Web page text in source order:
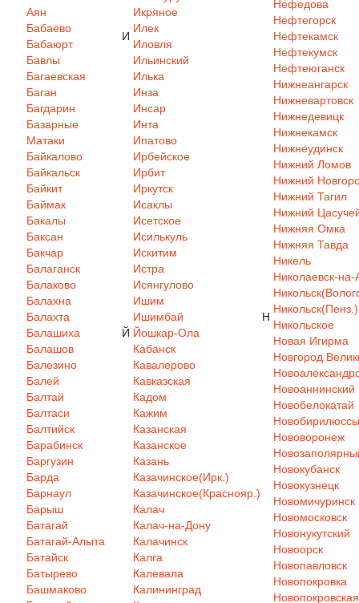
Аян
Бабаево
Бабаюрт
Бавлы
Багаевская
Баган
Багдарин
Базарные
Матаки
Байкалово
Байкальск
Байкит
Баймак
Бакалы
Баксан
Бакчар
Балаганск
Балаково
Балахна
Балахта
Балашиха
Балашов
Балезино
Балей
Балтай
Балтаси
Балтийск
Барабинск
Баргузин
Барда
Барнаул
Барыш
Батагай
Батагай-Алыта
Батайск
Батырево
Башмаково
И
Икряное
Илек
Иловля
Ильинский
Илька
Инза
Инсар
Инта
Ипатово
Ирбейское
Ирбит
Иркутск
Исаклы
Исетское
Исилькуль
Искитим
Истра
Исянгулово
Ишим
Ишимбай
Й Йошкар-Ола
Кабанск
Кавалерово
Кавказская
Кадом
Кажим
Казанская
Казанское
Казань
Казачинское(Ирк.)
Казачинское(Краснояр.)
Калач
Калач-на-Дону
Калачинск
Калга
Калевала
Калининград
Н
Нефедова
Нефтегорск
Нефтекамск
Нефтекумск
Нефтеюганск
Нижнеангарск
Нижневартовск
Нижнедевицк
Нижнекамск
Нижнеудинск
Нижний Ломов
Нижний
Нижний Тагил
Нижний
Нижняя Омка
Нижняя Тавда
Никель
Николаевск-
Никольск(Пенз.)
Никольское
Новая Игирма
Новгород
Новоаннинский
Новобелокатай
Новобирилюссы
Нововоронеж
Новокубанск
Новокузнецк
Новомичуринск
Новомосковск
Новонукутский
Новоорск
Новопавловск
Новопокровка
Новопокровская